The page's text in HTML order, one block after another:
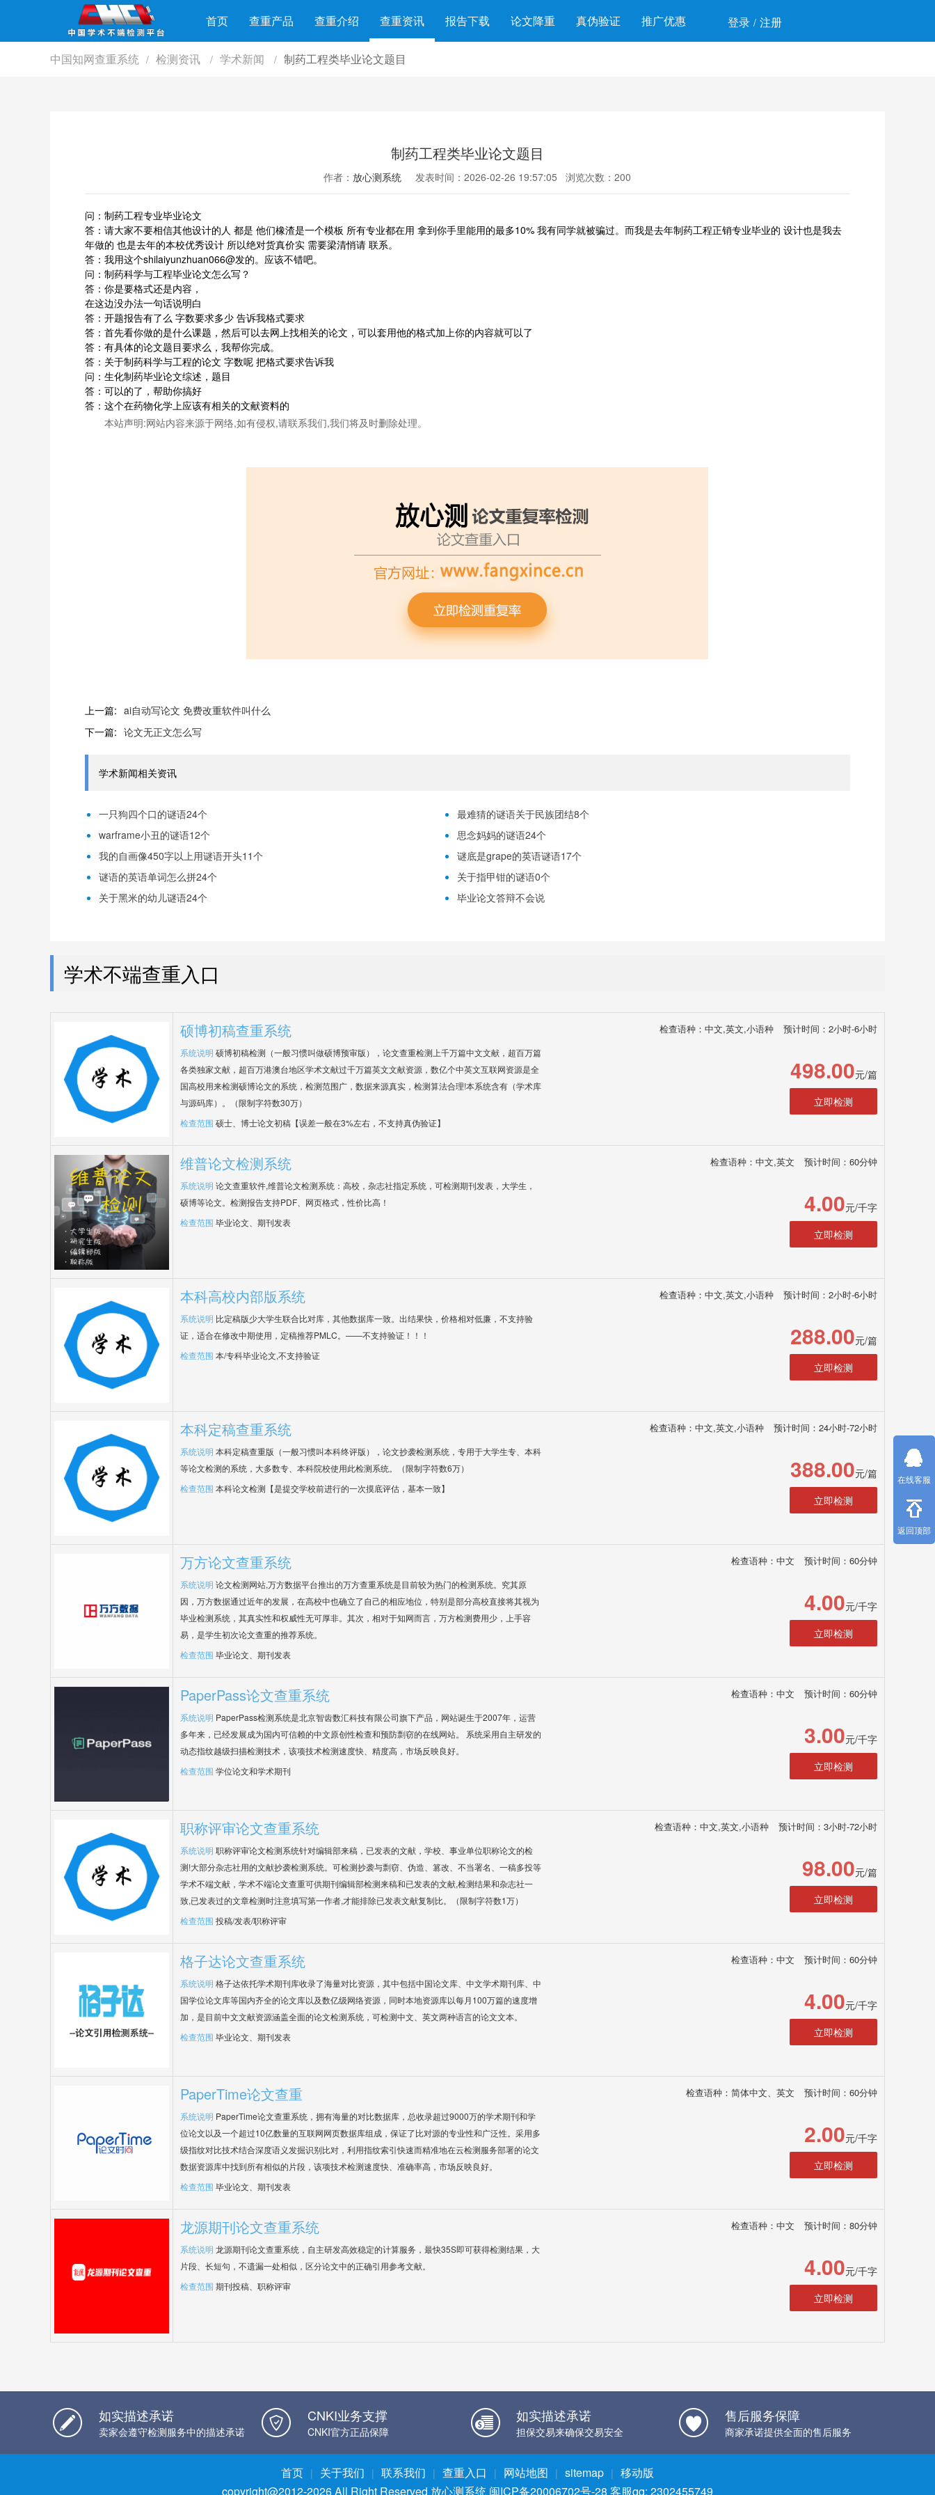
首页 查重产品 查重介绍 查重资讯 报告下载 论文降重 真伪验证 推广优惠 登录 / 注册
中国知网查重系统 / 检测资讯 / 学术新闻 / 制药工程类毕业论文题目
制药工程类毕业论文题目
作者： 放心测系统 发表时间：2026-02-26 19:57:05 浏览次数：200
问：制药工程专业毕业论文
答：请大家不要相信其他设计的人 都是 他们橡渣是一个模板 所有专业都在用 拿到你手里能用的最多10% 我有同学就被骗过。而我是去年制药工程正销专业毕业的 设计也是我去
年做的 也是去年的本校优秀设计 所以绝对货真价实 需要梁清悄请 联系。
答：我用这个shilaiyunzhuan066@发的。应该不错吧。
问：制药科学与工程毕业论文怎么写？
答：你是要格式还是内容，
在这边没办法一句话说明白
答：开题报告有了么 字数要求多少 告诉我格式要求
答：首先看你做的是什么课题，然后可以去网上找相关的论文，可以套用他的格式加上你的内容就可以了
答：有具体的论文题目要求么，我帮你完成。
答：关于制药科学与工程的论文 字数呢 把格式要求告诉我
问：生化制药毕业论文综述，题目
答：可以的了，帮助你搞好
答：这个在药物化学上应该有相关的文献资料的
本站声明:网站内容来源于网络,如有侵权,请联系我们,我们将及时删除处理。
上一篇: ai自动写论文 免费改重软件叫什么
下一篇: 论文无正文怎么写
学术新闻相关资讯
一只狗四个口的谜语24个
最难猜的谜语关于民族团结8个
warframe小丑的谜语12个
思念妈妈的谜语24个
我的自画像450字以上用谜语开头11个
谜底是grape的英语谜语17个
谜语的英语单词怎么拼24个
关于指甲钳的谜语0个
关于黑米的幼儿谜语24个
毕业论文答辩不会说
学术不端查重入口
硕博初稿查重系统 检查语种：中文,英文,小语种 预计时间：2小时-6小时
系统说明 硕博初稿检测（一般习惯叫做硕博预审版），论文查重检测上千万篇中文文献，超百万篇
各类独家文献，超百万港澳台地区学术文献过千万篇英文文献资源，数亿个中英文互联网资源是全
国高校用来检测硕博论文的系统，检测范围广，数据来源真实，检测算法合理!本系统含有（学术库
与源码库）。（限制字符数30万）
检查范围 硕士、博士论文初稿【误差一般在3%左右，不支持真伪验证】
498.00元/篇
立即检测
维普论文检测系统 检查语种：中文,英文 预计时间：60分钟
系统说明 论文查重软件,维普论文检测系统：高校，杂志社指定系统，可检测期刊发表，大学生，
硕博等论文。检测报告支持PDF、网页格式，性价比高！
检查范围 毕业论文、期刊发表
4.00元/千字
立即检测
本科高校内部版系统 检查语种：中文,英文,小语种 预计时间：2小时-6小时
系统说明 比定稿版少大学生联合比对库，其他数据库一致。出结果快，价格相对低廉，不支持验
证，适合在修改中期使用，定稿推荐PMLC。——不支持验证！！！
检查范围 本/专科毕业论文,不支持验证
288.00元/篇
立即检测
本科定稿查重系统 检查语种：中文,英文,小语种 预计时间：24小时-72小时
系统说明 本科定稿查重版（一般习惯叫本科终评版），论文抄袭检测系统，专用于大学生专、本科
等论文检测的系统，大多数专、本科院校使用此检测系统。（限制字符数6万）
检查范围 本科论文检测【是提交学校前进行的一次摸底评估，基本一致】
388.00元/篇
立即检测
万方论文查重系统 检查语种：中文 预计时间：60分钟
系统说明 论文检测网站,万方数据平台推出的万方查重系统是目前较为热门的检测系统。究其原
因，万方数据通过近年的发展，在高校中也确立了自己的相应地位，特别是部分高校直接将其视为
毕业检测系统，其真实性和权威性无可厚非。其次，相对于知网而言，万方检测费用少，上手容
易，是学生初次论文查重的推荐系统。
检查范围 毕业论文、期刊发表
4.00元/千字
立即检测
PaperPass论文查重系统 检查语种：中文 预计时间：60分钟
系统说明 PaperPass检测系统是北京智齿数汇科技有限公司旗下产品，网站诞生于2007年，运营
多年来，已经发展成为国内可信赖的中文原创性检查和预防剽窃的在线网站。 系统采用自主研发的
动态指纹越级扫描检测技术，该项技术检测速度快、精度高，市场反映良好。
检查范围 学位论文和学术期刊
3.00元/千字
立即检测
职称评审论文查重系统 检查语种：中文,英文,小语种 预计时间：3小时-72小时
系统说明 职称评审论文检测系统针对编辑部来稿，已发表的文献，学校、事业单位职称论文的检
测!大部分杂志社用的文献抄袭检测系统。可检测抄袭与剽窃、伪造、篡改、不当署名、一稿多投等
学术不端文献，学术不端论文查重可供期刊编辑部检测来稿和已发表的文献,检测结果和杂志社一
致,已发表过的文章检测时注意填写第一作者,才能排除已发表文献复制比。（限制字符数1万）
检查范围 投稿/发表/职称评审
98.00元/篇
立即检测
格子达论文查重系统 检查语种：中文 预计时间：60分钟
系统说明 格子达依托学术期刊库收录了海量对比资源，其中包括中国论文库、中文学术期刊库、中
国学位论文库等国内齐全的论文库以及数亿级网络资源，同时本地资源库以每月100万篇的速度增
加，是目前中文文献资源涵盖全面的论文检测系统，可检测中文、英文两种语言的论文文本。
检查范围 毕业论文、期刊发表
4.00元/千字
立即检测
PaperTime论文查重 检查语种：简体中文、英文 预计时间：60分钟
系统说明 PaperTime论文查重系统，拥有海量的对比数据库，总收录超过9000万的学术期刊和学
位论文以及一个超过10亿数量的互联网网页数据库组成，保证了比对源的专业性和广泛性。采用多
级指纹对比技术结合深度语义发掘识别比对，利用指纹索引快速而精准地在云检测服务部署的论文
数据资源库中找到所有相似的片段，该项技术检测速度快、准确率高，市场反映良好。
检查范围 毕业论文、期刊发表
2.00元/千字
立即检测
龙源期刊论文查重系统 检查语种：中文 预计时间：80分钟
系统说明 龙源期刊论文查重系统，自主研发高效稳定的计算服务，最快35S即可获得检测结果，大
片段、长短句，不遗漏一处相似，区分论文中的正确引用参考文献。
检查范围 期刊投稿、职称评审
4.00元/千字
立即检测
如实描述承诺
卖家会遵守检测服务中的描述承诺
CNKI业务支撑
CNKI官方正品保障
如实描述承诺
担保交易来确保交易安全
售后服务保障
商家承诺提供全面的售后服务
在线客服
返回顶部
首页 | 关于我们 | 联系我们 | 查重入口 | 网站地图 | sitemap | 移动版
copyright@2012-2026 All Right Reserved 放心测系统 闽ICP备20006702号-28 客服qq: 2302455749